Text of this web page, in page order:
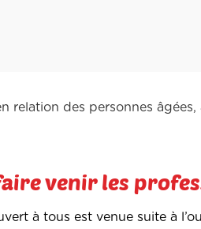
relation des personnes
venir les
à tous est venue suite à